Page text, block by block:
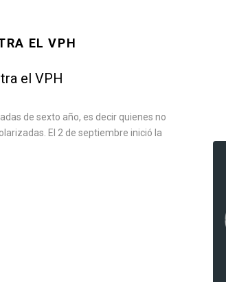
EL VPH
el VPH
de sexto año, es decir quienes no
El 2 de septiembre inició la